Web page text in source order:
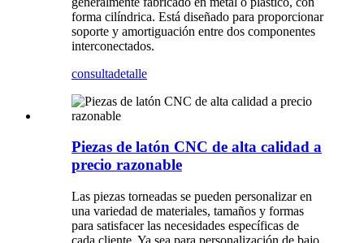
forma cilíndrica. Está diseñado para proporcionar
soporte y amortiguación entre dos componentes
interconectados.
consultadetalle
Piezas de latón CNC de alta calidad a
precio razonable
Las piezas torneadas se pueden personalizar en
una variedad de materiales, tamaños y formas
para satisfacer las necesidades específicas de
cada cliente. Ya sea para personalización de bajo